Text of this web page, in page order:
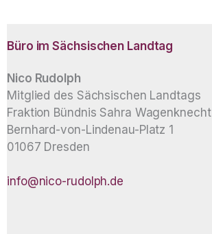
Büro im Sächsischen Landtag
Nico Rudolph
Mitglied des Sächsischen Landtags
Fraktion Bündnis Sahra Wagenknecht
Bernhard-von-Lindenau-Platz 1
01067 Dresden
info@nico-rudolph.de